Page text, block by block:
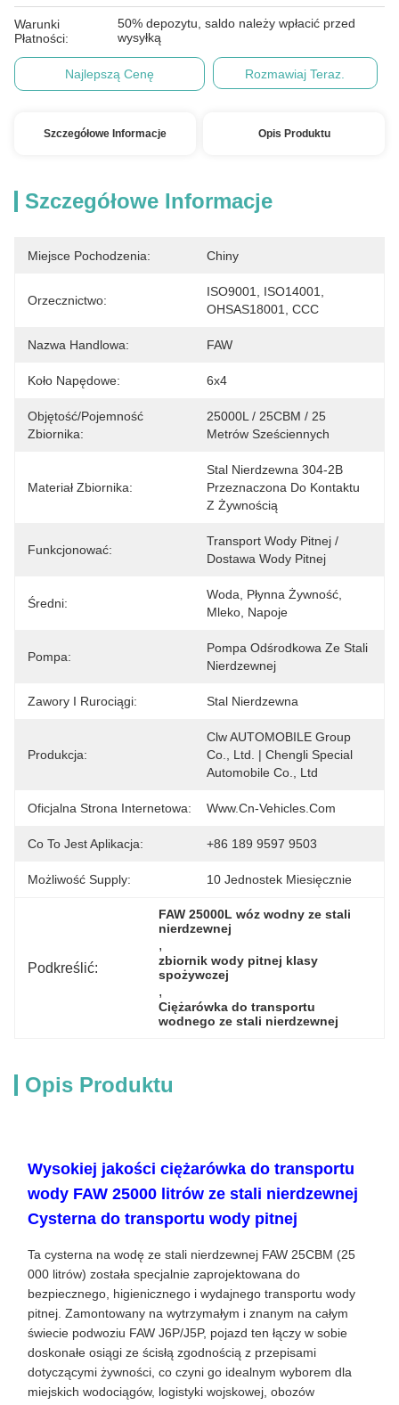
Warunki
Płatności:
50% depozytu, saldo należy wpłacić przed
wysyłką
Najlepszą Cenę Rozmawiaj Teraz.
Szczegółowe Informacje Opis Produktu
Szczegółowe Informacje
Miejsce Pochodzenia: Chiny
Orzecznictwo:
ISO9001, ISO14001,
OHSAS18001, CCC
Nazwa Handlowa: FAW
Koło Napędowe: 6x4
Objętość/pojemność
Zbiornika:
25000L / 25CBM / 25
Metrów Sześciennych
Materiał Zbiornika:
Stal Nierdzewna 304-2B
Przeznaczona Do Kontaktu
Z Żywnością
Funkcjonować:
Transport Wody Pitnej /
Dostawa Wody Pitnej
Średni:
Woda, Płynna Żywność,
Mleko, Napoje
Pompa:
Pompa Odśrodkowa Ze Stali
Nierdzewnej
Zawory I Rurociągi: Stal Nierdzewna
Produkcja:
Clw AUTOMOBILE Group
Co., Ltd. | Chengli Special
Automobile Co., Ltd
Oficjalna Strona Internetowa: Www.cn-Vehicles.com
Co To Jest Aplikacja: +86 189 9597 9503
Możliwość Supply: 10 Jednostek Miesięcznie
Podkreślić:
FAW 25000L wóz wodny ze stali
nierdzewnej
,
zbiornik wody pitnej klasy
spożywczej
,
Ciężarówka do transportu
wodnego ze stali nierdzewnej
Opis Produktu
Wysokiej jakości ciężarówka do transportu
wody FAW 25000 litrów ze stali nierdzewnej
Cysterna do transportu wody pitnej
Ta cysterna na wodę ze stali nierdzewnej FAW 25CBM (25
000 litrów) została specjalnie zaprojektowana do
bezpiecznego, higienicznego i wydajnego transportu wody
pitnej. Zamontowany na wytrzymałym i znanym na całym
świecie podwoziu FAW J6P/J5P, pojazd ten łączy w sobie
doskonałe osiągi ze ścisłą zgodnością z przepisami
dotyczącymi żywności, co czyni go idealnym wyborem dla
miejskich wodociągów, logistyki wojskowej, obozów